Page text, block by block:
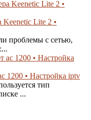
Lite 2 •
проблемы с сетью,
1200 • Настройка iptv
тип
...